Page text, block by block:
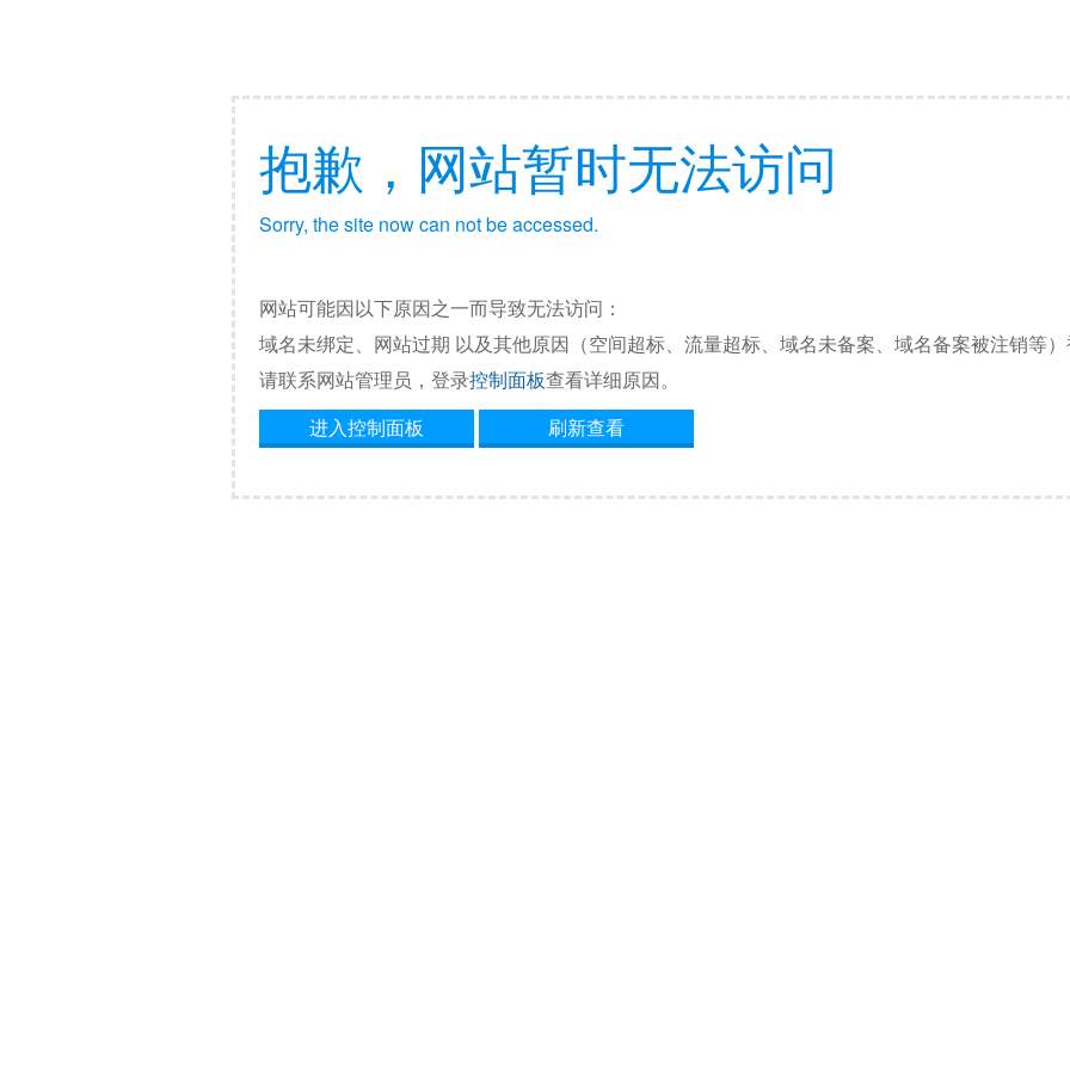
抱歉，网站暂时无法访问
Sorry, the site now can not be accessed.
网站可能因以下原因之一而导致无法访问：
域名未绑定、网站过期 以及其他原因（空间超标、流量超标、域名未备案、域名备案被注销等）
请联系网站管理员，登录控制面板查看详细原因。
进入控制面板
刷新查看